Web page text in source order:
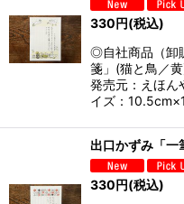
330円(税込)
◎自社商品（卸
箋」(猫と鳥／
発売元：えほ
イズ：
出口かずみ「
330円(税込)